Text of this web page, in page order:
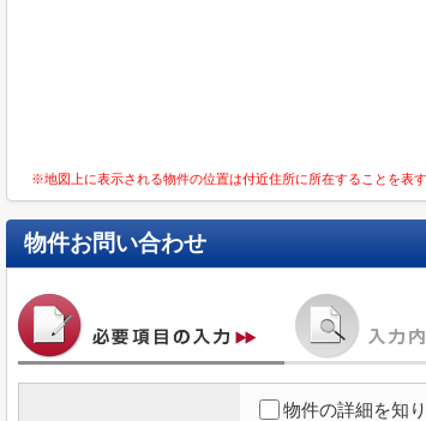
※地図上に表示される物件の位置は付近住所に所在することを表
物件お問い合わせ
物件の詳細を知